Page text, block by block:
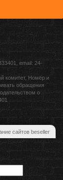
email: 24-
комитет, Номер и
обращения
о
сайтов beseller